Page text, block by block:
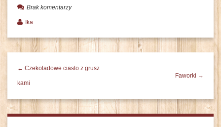
Brak komentarzy
Ika
← Czekoladowe ciasto z grusz
kami
Faworki →